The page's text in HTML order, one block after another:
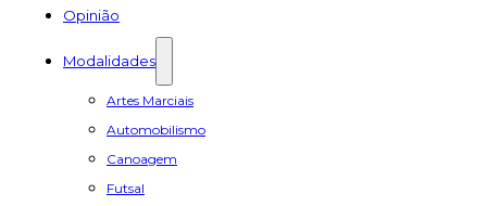
Opinião
Modalidades
Artes Marciais
Automobilismo
Canoagem
Futsal